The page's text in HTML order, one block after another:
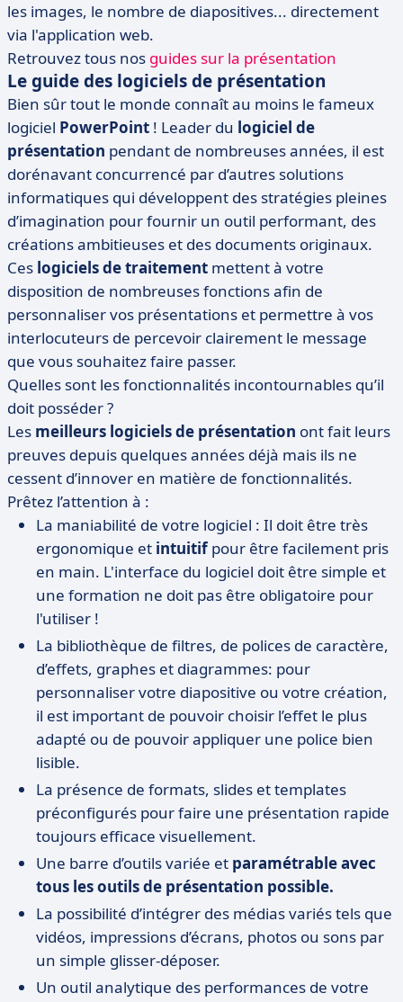
les images, le nombre de diapositives... directement
via l'application web.
Retrouvez tous nos guides sur la présentation
Le guide des logiciels de présentation
Bien sûr tout le monde connaît au moins le fameux
logiciel PowerPoint ! Leader du logiciel de
présentation pendant de nombreuses années, il est
dorénavant concurrencé par d’autres solutions
informatiques qui développent des stratégies pleines
d’imagination pour fournir un outil performant, des
créations ambitieuses et des documents originaux.
Ces logiciels de traitement mettent à votre
disposition de nombreuses fonctions afin de
personnaliser vos présentations et permettre à vos
interlocuteurs de percevoir clairement le message
que vous souhaitez faire passer.
Quelles sont les fonctionnalités incontournables qu’il
doit posséder ?
Les meilleurs logiciels de présentation ont fait leurs
preuves depuis quelques années déjà mais ils ne
cessent d’innover en matière de fonctionnalités.
Prêtez l’attention à :
La maniabilité de votre logiciel : Il doit être très
ergonomique et intuitifpour être facilement pris
en main. L'interface du logiciel doit être simple et
une formation ne doit pas être obligatoire pour
l'utiliser !
La bibliothèque de filtres, de polices de caractère,
d’effets, graphes et diagrammes: pour
personnaliser votre diapositive ou votre création,
il est important de pouvoir choisir l’effet le plus
adapté ou de pouvoir appliquer une police bien
lisible.
La présence de formats, slides et templates
préconfigurés pour faire une présentation rapide
toujours efficace visuellement.
Une barre d’outils variée et paramétrable avec
tous les outils de présentation possible.
La possibilité d’intégrer des médias variés tels que
vidéos, impressions d’écrans, photos ou sons par
un simple glisser-déposer.
Un outil analytique des performances de votre